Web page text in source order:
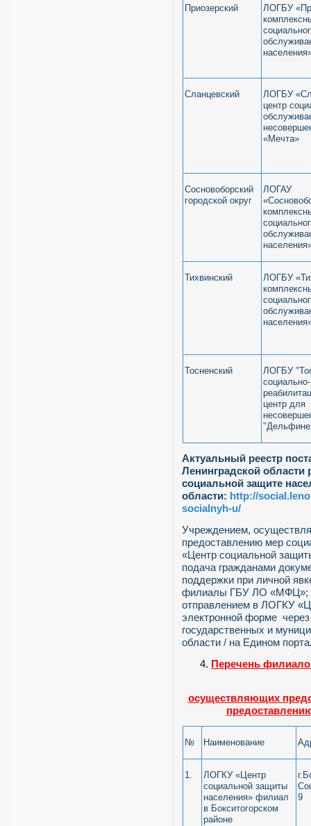
Приозерский
ЛОГБУ
Сланцевский
ЛОГБУ
центр
«Мечта»
Сосновоборский
городской округ
ЛОГАУ
Тихвинский
ЛОГБУ
Тосненский
ЛОГБУ
социально-
центр для
Актуальный реестр
Ленинградской области
социальной защите
области: http://
socialnyh-u/
Учреждением,
предоставлению мер
«Центр социальной
подача гражданами
поддержки при личной
филиалы ГБУ ЛО «МФЦ»;
отправлением в ЛОГКУ
электронной форме
государственных и
области / на Едином
Перечень
осуществляющих
№ Наименование
1.
ЛОГКУ «Центр
социальной защиты
населения» филиал
в Бокситогорском
районе
9